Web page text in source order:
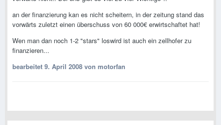
an der finanzierung kan es nicht scheitern, in der zeitung stand das
vorwärts zuletzt einen überschuss von 60 000€ erwirtschaftet hat!
Wen man dan noch 1-2 "stars" loswird ist auch ein zellhofer zu
finanzieren...
bearbeitet 9. April 2008 von motorfan